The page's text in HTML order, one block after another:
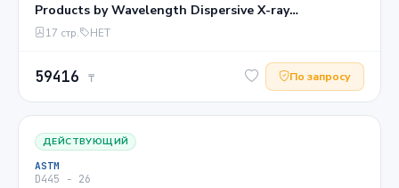
Products by Wavelength Dispersive X-ray
Fluorescence Spectrometry
17 стр. НЕТ
59416 ₸ По запросу
ДЕЙСТВУЮЩИЙ
ASTM
D445 − 26